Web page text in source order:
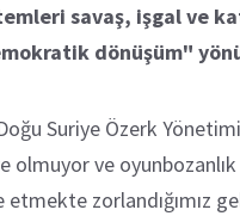
savaş, işgal ve
dönüşüm"
Suriye Özerk
olmuyor ve
zorlandığımız